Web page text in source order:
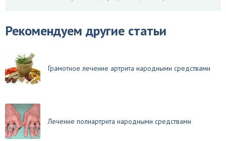
Рекомендуем другие статьи
Грамотное лечение артрита народными средствами
Лечение полиартрита народными средствами